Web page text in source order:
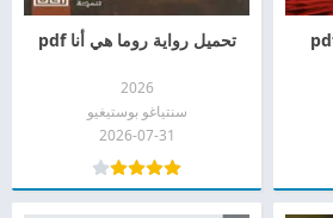
تحميل رواية روما هي أنا pdf
2026
سنتياغو بوستيغيو
2026-07-31